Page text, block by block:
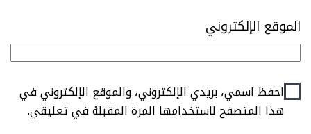
الموقع الإلكتروني
احفظ اسمي، بريدي الإلكتروني، والموقع الإلكتروني في
هذا المتصفح لاستخدامها المرة المقبلة في تعليقي.